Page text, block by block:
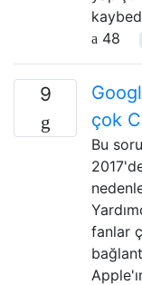
48
9
çok
Bu
fanlar